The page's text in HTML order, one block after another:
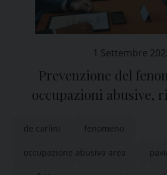
1 Settembre
Prevenzione del
occupazioni abusive,
de carlini fenomeno
occupazione abusiva area